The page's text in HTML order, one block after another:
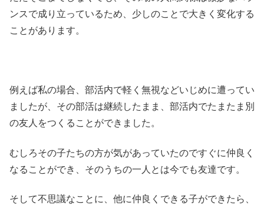
ンスで成り立っているため、少しのことで大きく変化する
ことがあります。
例えば私の場合、部活内で軽く無視などいじめに遭ってい
ましたが、その部活は継続したまま、部活内でたまたま別
の友人をつくることができました。
むしろその子たちの方が気があっていたのですぐに仲良く
なることができ、そのうちの一人とは今でも友達です。
そして不思議なことに、他に仲良くできる子ができたら、